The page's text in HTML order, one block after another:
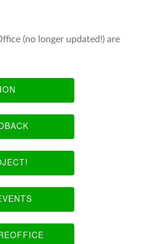
(no longer updated!) are